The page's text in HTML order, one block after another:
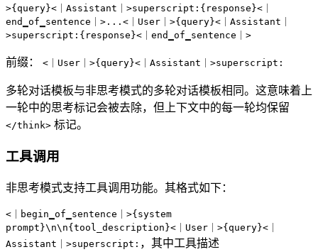
>{query}<｜Assistant｜>superscript:{response}<｜
end▁of▁sentence｜>...<｜User｜>{query}<｜Assistant｜
>superscript:{response}<｜end▁of▁sentence｜>
前缀： <｜User｜>{query}<｜Assistant｜>superscript:
多轮对话模板与非思考模式的多轮对话模板相同。这意味着上
一轮中的思考标记会被去除，但上下文中的每一轮均保留
</think> 标记。
工具调用
非思考模式支持工具调用功能。其格式如下：
<｜begin▁of▁sentence｜>{system
prompt}\n\n{tool_description}<｜User｜>{query}<｜
Assistant｜>superscript: ，其中工具描述